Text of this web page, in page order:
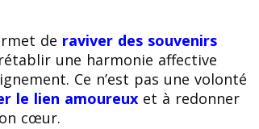
de raviver des souvenirs
une harmonie affective
Ce n’est pas une volonté
le lien amoureux et à redonner
cœur.